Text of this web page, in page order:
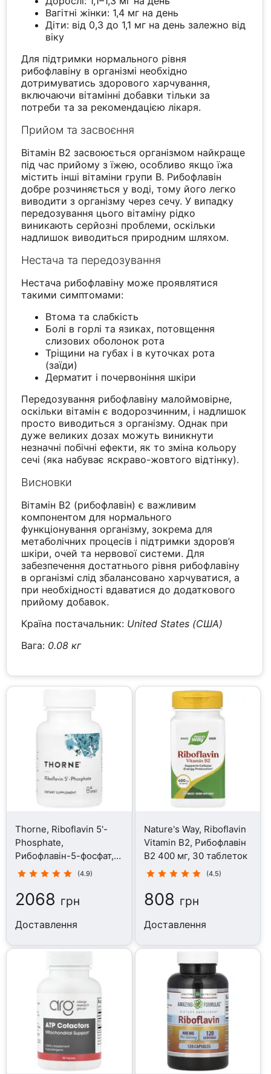
Вагітні жінки: 1,4 мг на день
Діти: від 0,3 до 1,1 мг на день залежно від
віку
Для підтримки нормального рівня
рибофлавіну в організмі необхідно
дотримуватись здорового харчування,
включаючи вітамінні добавки тільки за
потреби та за рекомендацією лікаря.
Прийом та засвоєння
Вітамін В2 засвоюється організмом найкраще
під час прийому з їжею, особливо якщо їжа
містить інші вітаміни групи В. Рибофлавін
добре розчиняється у воді, тому його легко
виводити з організму через сечу. У випадку
передозування цього вітаміну рідко
виникають серйозні проблеми, оскільки
надлишок виводиться природним шляхом.
Нестача та передозування
Нестача рибофлавіну може проявлятися
такими симптомами:
Втома та слабкість
Болі в горлі та язиках, потовщення
слизових оболонок рота
Тріщини на губах і в куточках рота
(заїди)
Дерматит і почервоніння шкіри
Передозування рибофлавіну малоймовірне,
оскільки вітамін є водорозчинним, і надлишок
просто виводиться з організму. Однак при
дуже великих дозах можуть виникнути
незначні побічні ефекти, як то зміна кольору
сечі (яка набуває яскраво-жовтого відтінку).
Висновки
Вітамін В2 (рибофлавін) є важливим
компонентом для нормального
функціонування організму, зокрема для
метаболічних процесів і підтримки здоров’я
шкіри, очей та нервової системи. Для
забезпечення достатнього рівня рибофлавіну
в організмі слід збалансовано харчуватися, а
при необхідності вдаватися до додаткового
прийому добавок.
Країна постачальник: United States (США)
Вага: 0.08 кг
Thorne, Riboflavin 5'-
Phosphate,
Рибофлавін-5-фосфат,
60 капсул
(4.9)
2068 грн
Доставлення
Nature's Way, Riboflavin
Vitamin B2, Рибофлавін
В2 400 мг, 30 таблеток
(4.5)
808 грн
Доставлення